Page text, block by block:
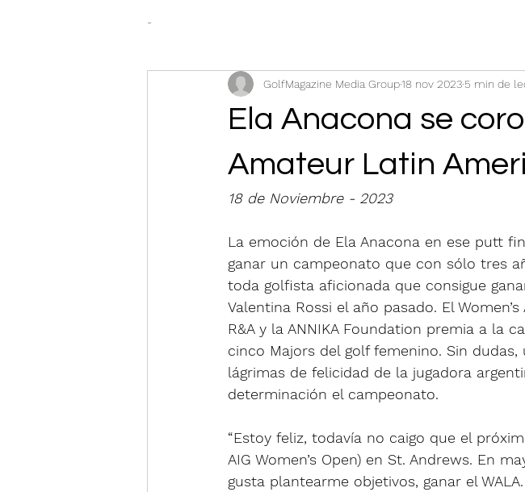
-
Ela Anacona se
Amateur Latin
GolfMagazine Media Group18 nov 2023 5 min de
18 de Noviembre - 2023
La emoción de Ela Anacona en ese putt
ganar un campeonato que con sólo tres
toda golfista aficionada que consigue
Valentina Rossi el año pasado. El
R&A y la ANNIKA Foundation premia a la
cinco Majors del golf femenino. Sin
lágrimas de felicidad de la jugadora
determinación el campeonato.
“Estoy feliz, todavía no caigo que el
AIG Women’s Open) en St. Andrews. En
gusta plantearme objetivos, ganar el